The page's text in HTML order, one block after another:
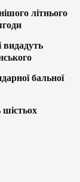
літнього
видадуть
бальної